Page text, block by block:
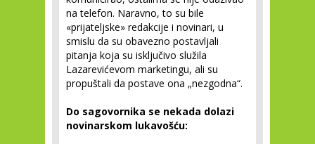
na telefon. Naravno, to su bile
«prijateljske» redakcije i novinari, u
smislu da su obavezno postavljali
pitanja koja su isključivo služila
Lazarevićevom marketingu, ali su
propuštali da postave ona „nezgodna“.
Do sagovornika se nekada dolazi
novinarskom lukavošću: